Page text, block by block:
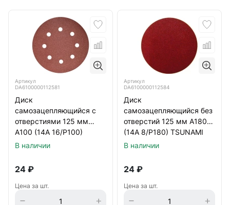
Артикул
DA6100000112581
Диск
самозацепляющийся с
отверстиями 125 мм
А100 (14А 16/Р100)
TSUNAMI
В наличии
24 ₽
Цена за шт.
Артикул
DA6100000112584
Диск
самозацепляющийся без
отверстий 125 мм А180
(14А 8/Р180) TSUNAMI
В наличии
24 ₽
Цена за шт.